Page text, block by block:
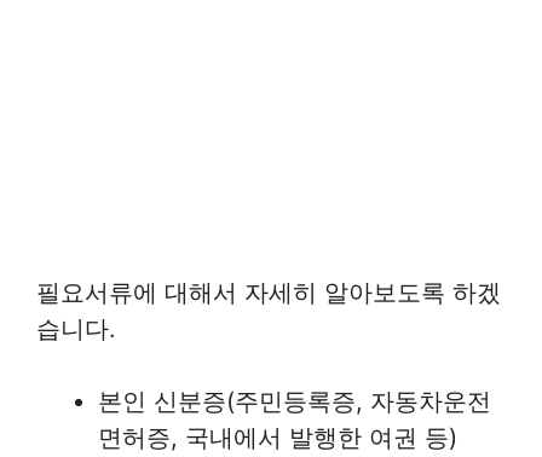
필요서류에 대해서 자세히 알아보도록 하겠
습니다.
본인 신분증(주민등록증, 자동차운전
면허증, 국내에서 발행한 여권 등)